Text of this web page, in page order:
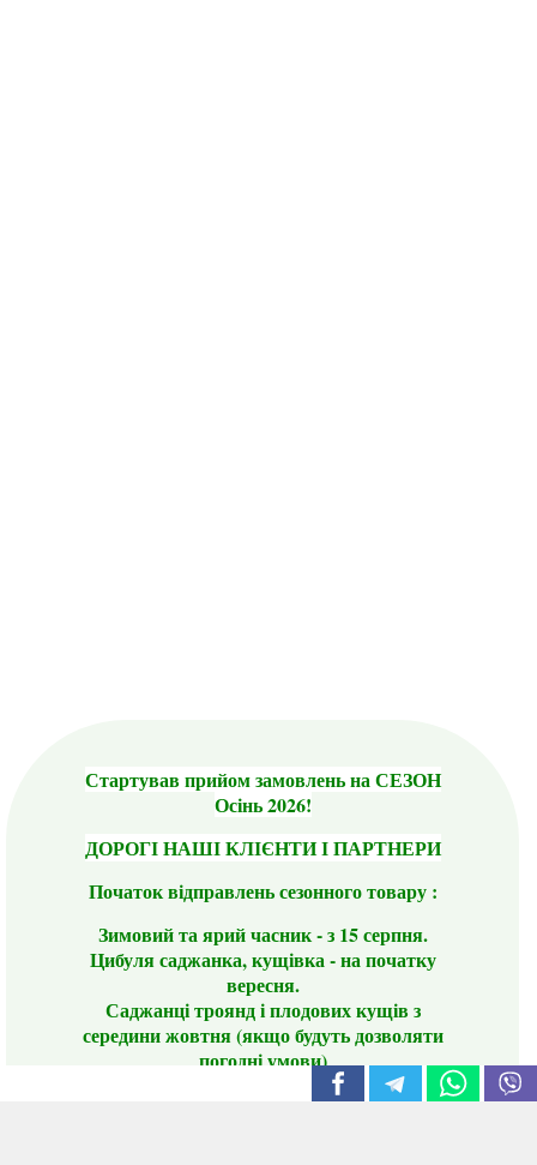
Стартував прийом замовлень на СЕЗОН
Осінь 2026!
ДОРОГІ НАШІ КЛІЄНТИ І ПАРТНЕРИ
Початок відправлень сезонного товару :
Зимовий та ярий часник - з 15 серпня.
Цибуля саджанка, кущівка - на початку
вересня.
Саджанці троянд і плодових кущів з
середини жовтня (якщо будуть дозволяти
погодні умови)
Цього сезону ви будете задоволені